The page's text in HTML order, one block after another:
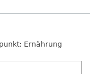
Ernährung